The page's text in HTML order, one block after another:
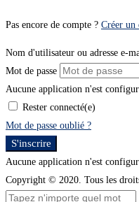
Pas encore de compte ? Créer un
Nom d'utilisateur ou adresse e-
Mot de passe
Aucune application n'est
Rester connecté(e)
Mot de passe oublié ?
S'inscrire
Aucune application n'est
Copyright © 2020. Tous les